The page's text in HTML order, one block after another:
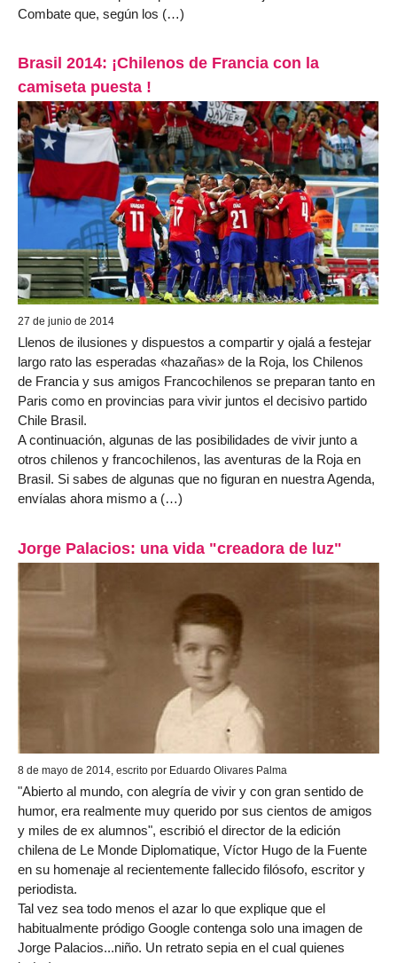
Combate que, según los (…)
Brasil 2014: ¡Chilenos de Francia con la
camiseta puesta !
27 de junio de 2014
Llenos de ilusiones y dispuestos a compartir y ojalá a festejar
largo rato las esperadas «hazañas» de la Roja, los Chilenos
de Francia y sus amigos Francochilenos se preparan tanto en
Paris como en provincias para vivir juntos el decisivo partido
Chile Brasil.
A continuación, algunas de las posibilidades de vivir junto a
otros chilenos y francochilenos, las aventuras de la Roja en
Brasil. Si sabes de algunas que no figuran en nuestra Agenda,
envíalas ahora mismo a (…)
Jorge Palacios: una vida "creadora de luz"
8 de mayo de 2014, escrito por Eduardo Olivares Palma
"Abierto al mundo, con alegría de vivir y con gran sentido de
humor, era realmente muy querido por sus cientos de amigos
y miles de ex alumnos", escribió el director de la edición
chilena de Le Monde Diplomatique, Víctor Hugo de la Fuente
en su homenaje al recientemente fallecido filósofo, escritor y
periodista.
Tal vez sea todo menos el azar lo que explique que el
habitualmente pródigo Google contenga solo una imagen de
Jorge Palacios...niño. Un retrato sepia en el cual quienes